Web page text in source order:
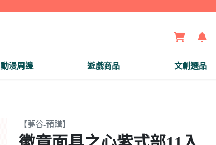
動漫周邊 遊戲商品 文創選品
【夢谷-預購】